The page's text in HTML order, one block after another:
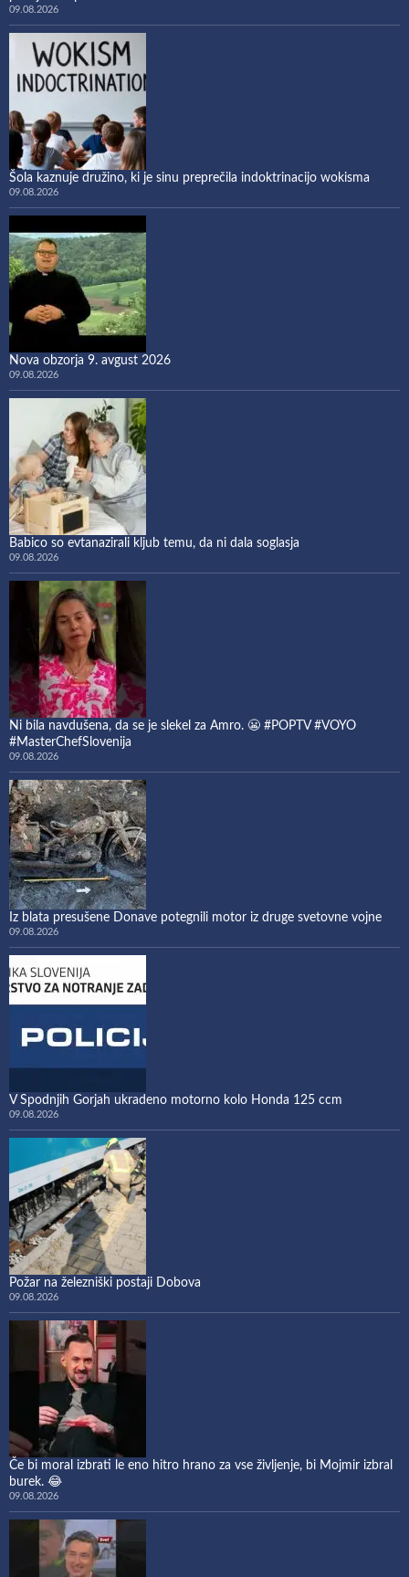
09.08.2026
Šola kaznuje družino, ki je sinu preprečila indoktrinacijo wokisma
09.08.2026
Nova obzorja 9. avgust 2026
09.08.2026
Babico so evtanazirali kljub temu, da ni dala soglasja
09.08.2026
Ni bila navdušena, da se je slekel za Amro. 😬 #POPTV #VOYO
#MasterChefSlovenija
09.08.2026
Iz blata presušene Donave potegnili motor iz druge svetovne vojne
09.08.2026
V Spodnjih Gorjah ukradeno motorno kolo Honda 125 ccm
09.08.2026
Požar na železniški postaji Dobova
09.08.2026
Če bi moral izbrati le eno hitro hrano za vse življenje, bi Mojmir izbral
burek. 😂
09.08.2026